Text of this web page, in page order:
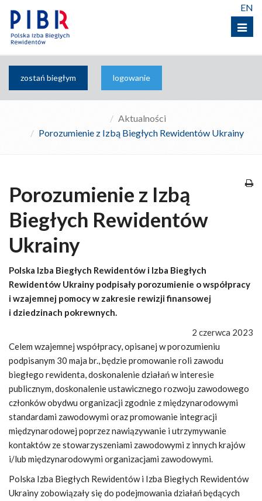
Menu
EN
zostań biegłym logowanie
Aktualności
Porozumienie z Izbą Biegłych Rewidentów Ukrainy
Porozumienie z Izbą
Biegłych Rewidentów
Ukrainy
Polska Izba Biegłych Rewidentów i Izba Biegłych
Rewidentów Ukrainy podpisały porozumienie o współpracy
i wzajemnej pomocy w zakresie rewizji finansowej
i dziedzinach pokrewnych.
2 czerwca 2023
Celem wzajemnej współpracy, opisanej w porozumieniu
podpisanym 30 maja br., będzie promowanie roli zawodu
biegłego rewidenta, doskonalenie działań w interesie
publicznym, doskonalenie ustawicznego rozwoju zawodowego
członków obydwu organizacji zgodnie z międzynarodowymi
standardami zawodowymi oraz promowanie integracji
międzynarodowej poprzez nawiązywanie i utrzymywanie
kontaktów ze stowarzyszeniami zawodowymi z innych krajów
i/lub międzynarodowymi organizacjami zawodowymi.
Polska Izba Biegłych Rewidentów i Izba Biegłych Rewidentów
Ukrainy zobowiązały się do podejmowania działań będących